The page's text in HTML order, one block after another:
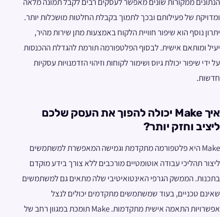
ומדויקת של פעילותם ובכך לתמוך בקבלת החלטות מושכלות יותר.
יתרון נוסף הוא שיפור חוויית הלקוח באמצעות מתן שירות מהיר,
יעיל ומותאם אישית. לבסוף הפלטפורמה תורמת להגדלת ההכנסות
על ידי שיפור יכולת גיוס ושימור לקוחות וזיהוי הזדמנויות עסקיות
חדשות.
איךMake יכולה להפוך את העסק שלכם
ליציב וחזק יותר?
Make היא פלטפורמה מתקדמת וגמישה המאפשרת למשתמשים
ליצור תהליכי עבודה אוטומטיים מורכבים ללא צורך בידע מוקדם
בתכנות. הממשק הגרפי האינטואיטיבי שלה מתאים גם למשתמשים
שאינם טכניים, בעוד שמשתמשים מתקדמים יכולים לנצל
אפשרויות התאמה אישית מתקדמות. Make תומכת במגוון רחב של